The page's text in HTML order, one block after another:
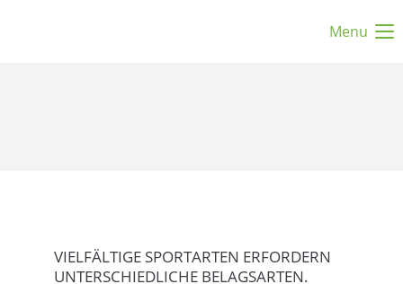
Menu
VIELFÄLTIGE SPORTARTEN ERFORDERN
UNTERSCHIEDLICHE BELAGSARTEN.